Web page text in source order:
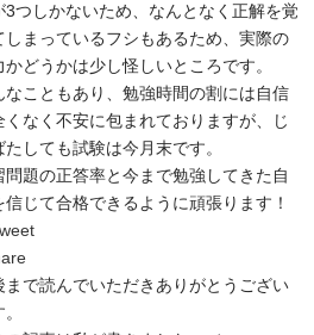
3つしかないため、なんとなく正解を覚
しまっているフシもあるため、実際の
かどうかは少し怪しいところです。
なこともあり、勉強時間の割には自信
くなく不安に包まれておりますが、じ
たしても試験は今月末です。
問題の正答率と今まで勉強してきた自
信じて合格できるように頑張ります！
まで読んでいただきありがとうござい